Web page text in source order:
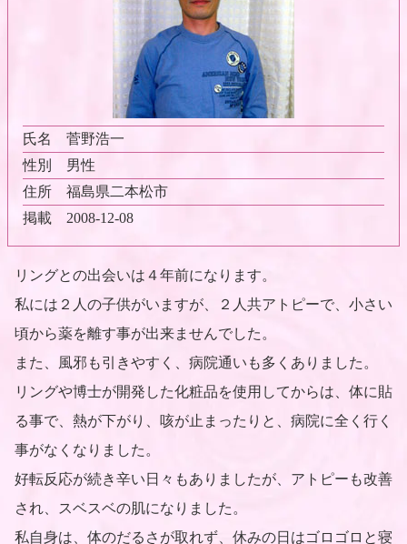
氏名
菅野浩一
性別
男性
住所
福島県二本松市
掲載
2008-12-08
リングとの出会いは４年前になります。
私には２人の子供がいますが、２人共アトピーで、小さい
頃から薬を離す事が出来ませんでした。
また、風邪も引きやすく、病院通いも多くありました。
リングや博士が開発した化粧品を使用してからは、体に貼
る事で、熱が下がり、咳が止まったりと、病院に全く行く
事がなくなりました。
好転反応が続き辛い日々もありましたが、アトピーも改善
され、スベスベの肌になりました。
私自身は、体のだるさが取れず、休みの日はゴロゴロと寝